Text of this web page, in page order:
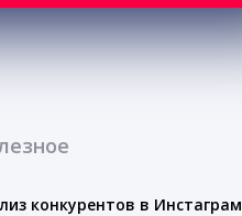
конкурентов в Инстаграм